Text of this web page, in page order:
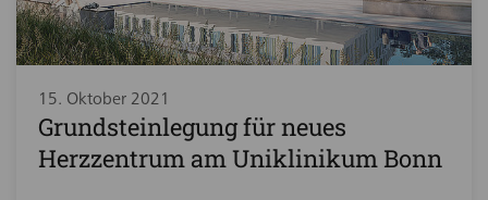
15. Oktober 2021
Grundsteinlegung für neues
Herzzentrum am Uniklinikum Bonn